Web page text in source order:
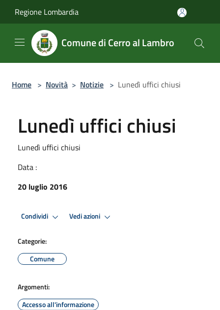
Regione Lombardia
Comune di Cerro al Lambro
Home > Novità > Notizie > Lunedì uffici chiusi
Lunedì uffici chiusi
Lunedì uffici chiusi
Data :
20 luglio 2016
Condividi Vedi azioni
Categorie:
Comune
Argomenti:
Accesso all'informazione